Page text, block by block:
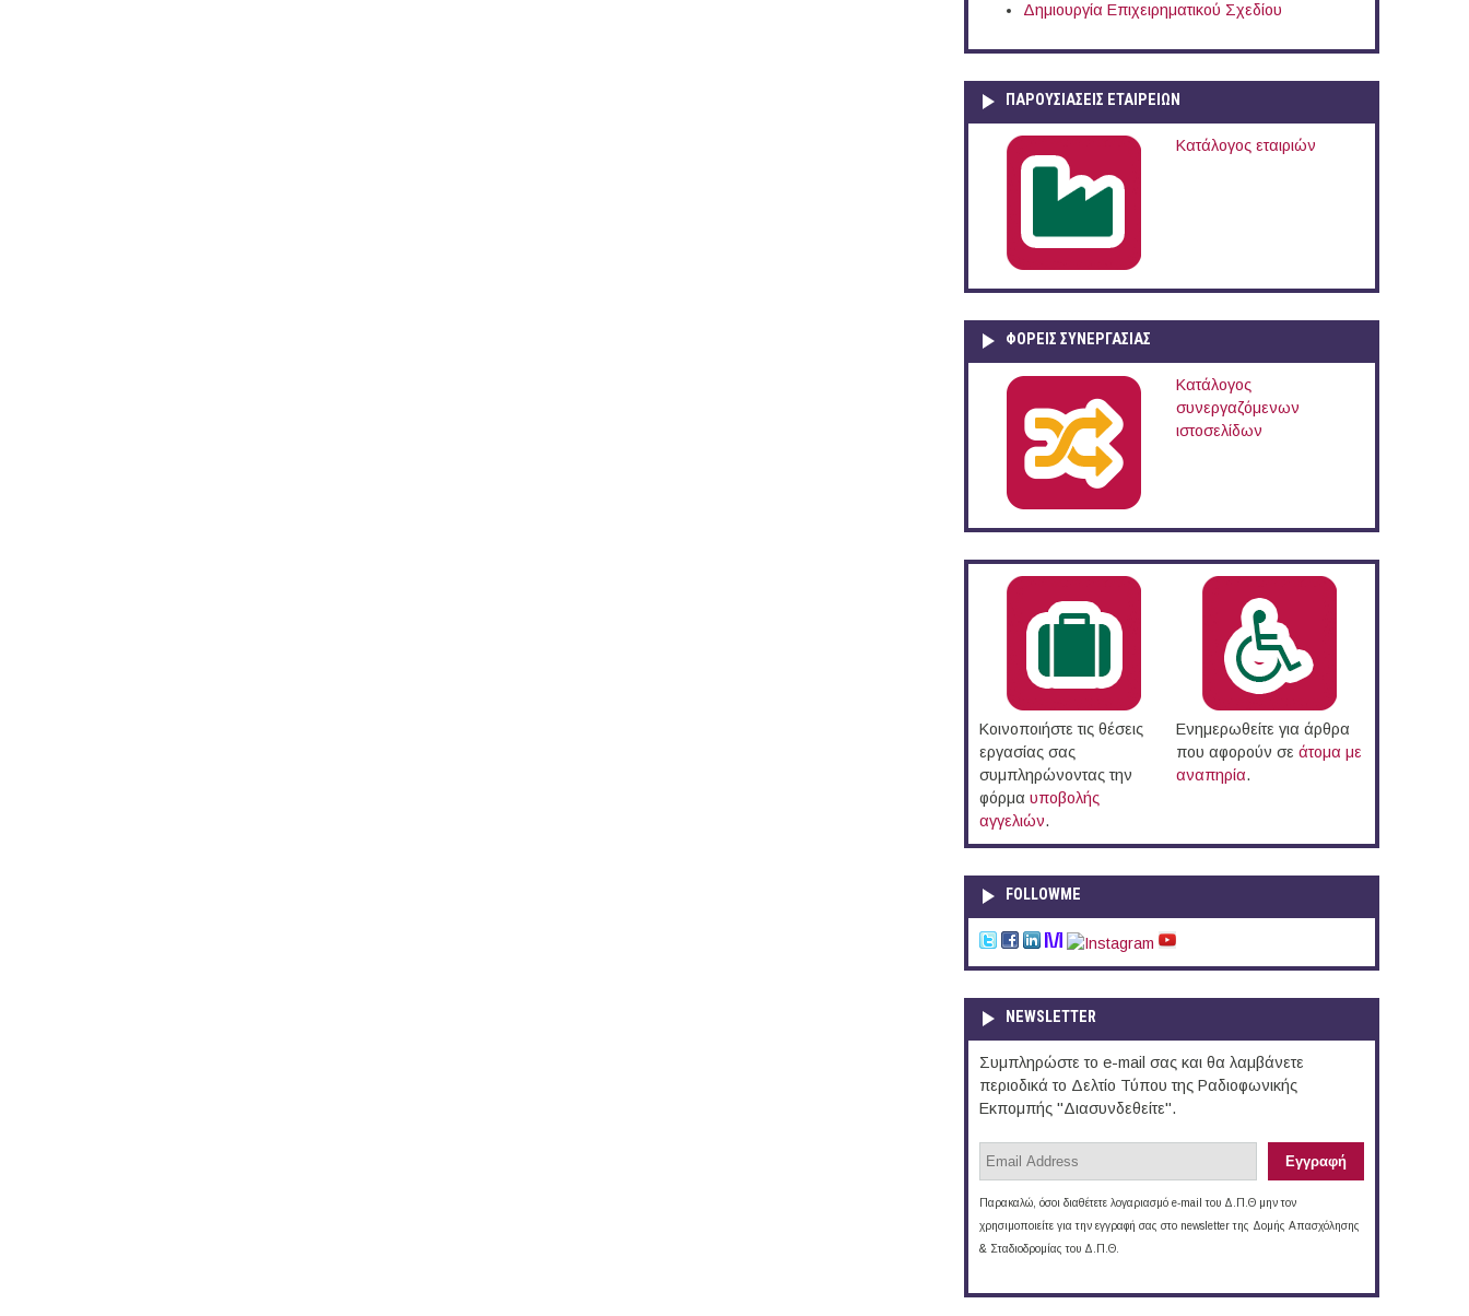
Δημιουργία Επιχειρηματικού Σχεδίου
ΠΑΡΟΥΣΙΆΣΕΙΣ ΕΤΑΙΡΕΙΏΝ
Κατάλογος εταιριών
ΦΟΡΕΙΣ ΣΥΝΕΡΓΑΣΙΑΣ
Κατάλογος
συνεργαζόμενων
ιστοσελίδων
Κοινοποιήστε τις θέσεις
εργασίας σας
συμπληρώνοντας την
φόρμα υποβολής
αγγελιών.
Ενημερωθείτε για άρθρα
που αφορούν σε άτομα με
αναπηρία.
FOLLOWME
NEWSLETTER
Συμπληρώστε το e-mail σας και θα λαμβάνετε
περιοδικά το Δελτίο Τύπου της Ραδιοφωνικής
Εκπομπής "Διασυνδεθείτε".
Παρακαλώ, όσοι διαθέτετε λογαριασμό e-mail του Δ.Π.Θ μην τον
χρησιμοποιείτε για την εγγραφή σας στο newsletter της Δομής Απασχόλησης
& Σταδιοδρομίας του Δ.Π.Θ.